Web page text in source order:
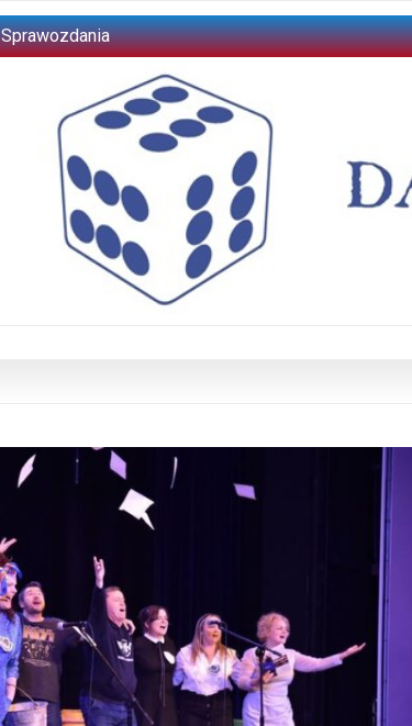
Sprawozdania